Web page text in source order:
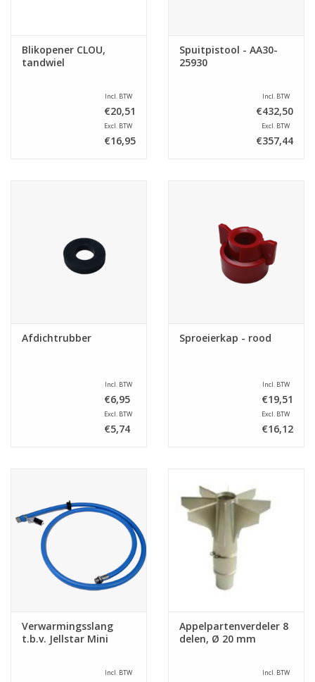
Blikopener CLOU,
tandwiel
Incl. BTW
€20,51
Excl. BTW
€16,95
Spuitpistool - AA30-
25930
Incl. BTW
€432,50
Excl. BTW
€357,44
Afdichtrubber
Incl. BTW
€6,95
Excl. BTW
€5,74
Sproeierkap - rood
Incl. BTW
€19,51
Excl. BTW
€16,12
Verwarmingsslang
t.b.v. Jellstar Mini
Incl. BTW
Appelpartenverdeler 8
delen, Ø 20 mm
Incl. BTW